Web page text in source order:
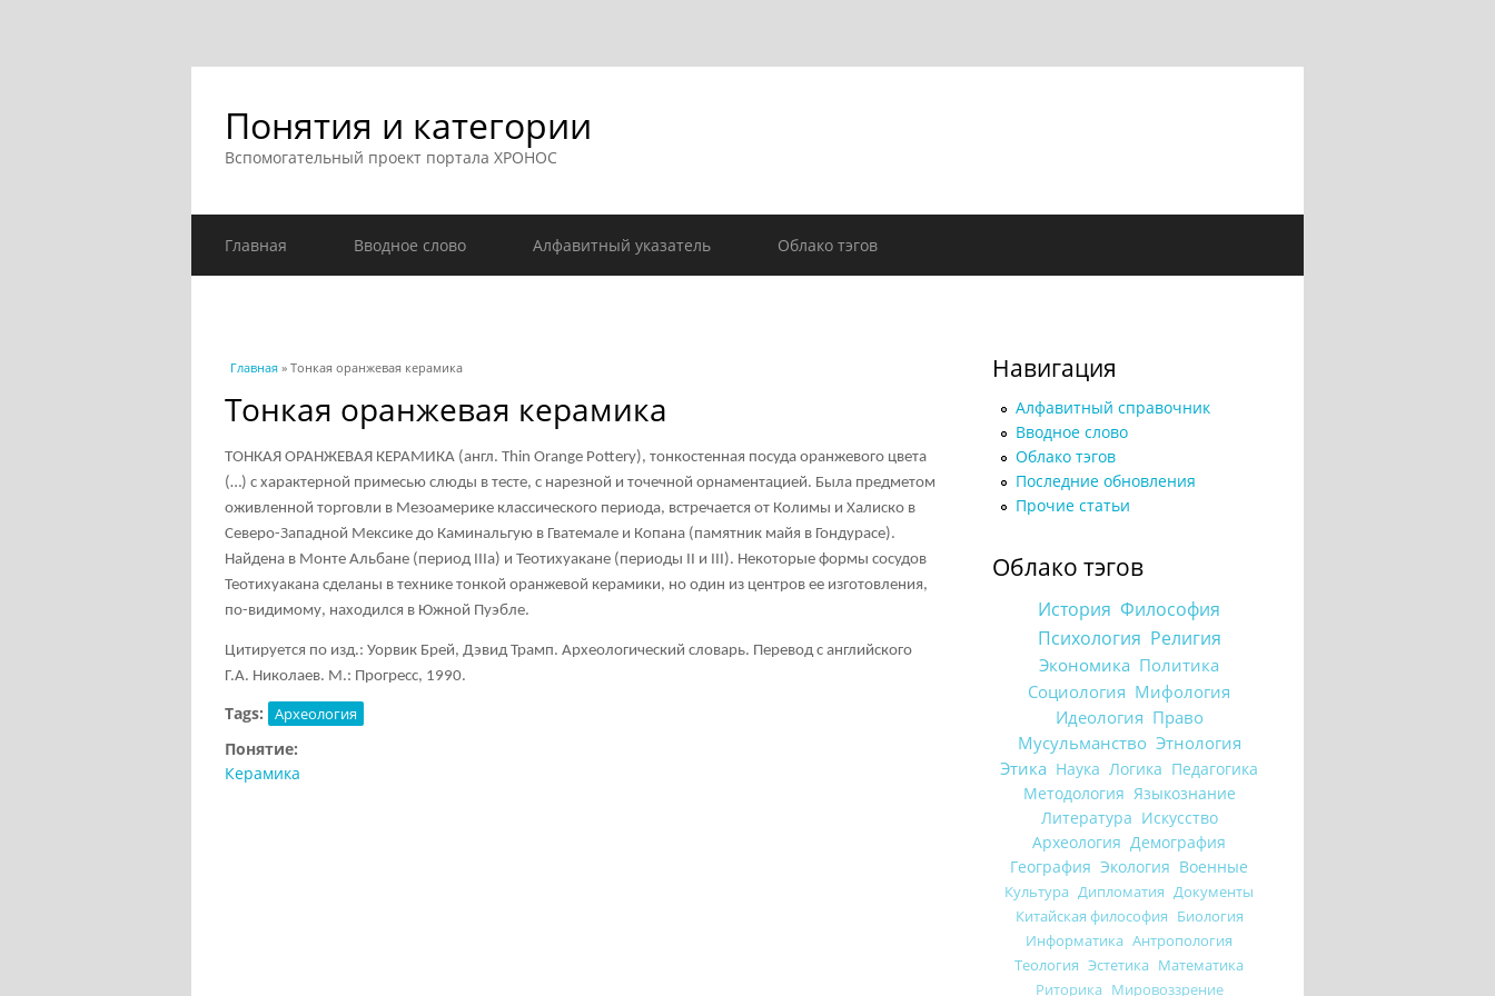
Понятия и категории
Вспомогательный проект портала ХРОНОС
Главная Вводное слово Алфавитный указатель Облако тэгов
Вы здесь
Главная » Тонкая оранжевая керамика
Тонкая оранжевая керамика
ТОНКАЯ ОРАНЖЕВАЯ КЕРАМИКА (англ. Thin Orange Pottery), тонкостенная посуда оранжевого цвета
(…) с характерной примесью слюды в тесте, с нарезной и точечной орнаментацией. Была предметом
оживленной торговли в Мезоамерике классического периода, встречается от Колимы и Халиско в
Северо-Западной Мексике до Каминальгую в Гватемале и Копана (памятник майя в Гондурасе).
Найдена в Монте Альбане (период IIIа) и Теотихуакане (периоды II и III). Некоторые формы сосудов
Теотихуакана сделаны в технике тонкой оранжевой керамики, но один из центров ее изготовления,
по-видимому, находился в Южной Пуэбле.
Цитируется по изд.: Уорвик Брей, Дэвид Трамп. Археологический словарь. Перевод с английского
Г.А. Николаев. М.: Прогресс, 1990.
Tags: Археология
Понятие:
Керамика
Навигация
Алфавитный справочник
Вводное слово
Облако тэгов
Последние обновления
Прочие статьи
Облако тэгов
История Философия
Психология Религия
Экономика Политика
Социология Мифология
Идеология Право
Мусульманство Этнология
Этика Наука Логика Педагогика
Методология Языкознание
Литература Искусство
Археология Демография
География Экология Военные
Культура Дипломатия Документы
Китайская философия Биология
Информатика Антропология
Теология Эстетика Математика
Риторика Мировоззрение